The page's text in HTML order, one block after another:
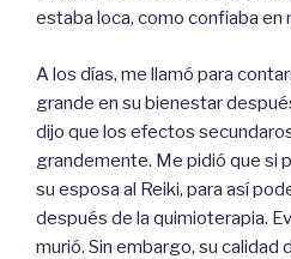
estaba loca, como confiaba en
A los días, me llamó para
grande en su bienestar
dijo que los efectos
grandemente. Me pidió que si
su esposa al Reiki, para así
después de la quimioterapia.
murió. Sin embargo, su calidad